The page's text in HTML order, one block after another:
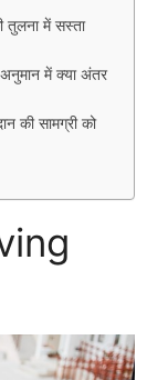
तुलना में सस्ता
अनुमान में क्या अंतर
की सामग्री को